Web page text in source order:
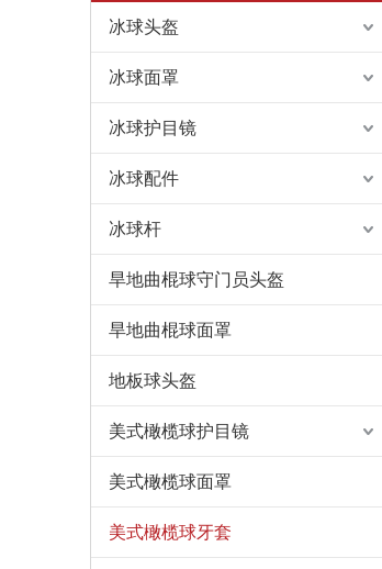
冰球头盔
冰球面罩
冰球护目镜
冰球配件
冰球杆
旱地曲棍球守门员头盔
旱地曲棍球面罩
地板球头盔
美式橄榄球护目镜
美式橄榄球面罩
美式橄榄球牙套